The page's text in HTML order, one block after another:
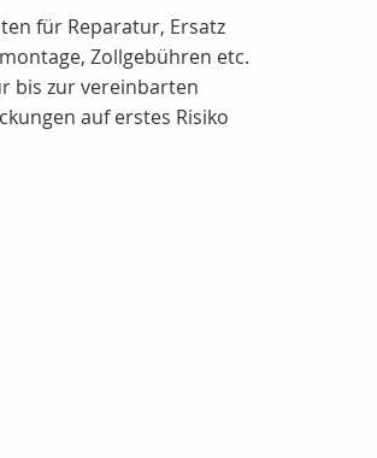
für Reparatur, Ersatz
Zollgebühren etc.
bis zur vereinbarten
auf erstes Risiko